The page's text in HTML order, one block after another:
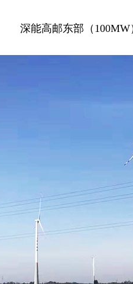
深能高邮东部（100MW